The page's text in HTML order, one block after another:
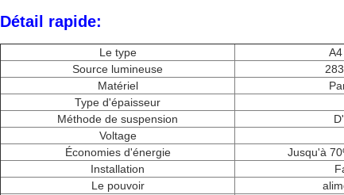
Détail rapide:
Le type
Source lumineuse
Matériel
Type d'épaisseur
Méthode de suspension
Voltage
Économies d'énergie
Jusqu'à
Installation
Le pouvoir